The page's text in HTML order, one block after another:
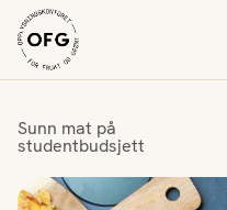
Sunn mat på
studentbudsjett